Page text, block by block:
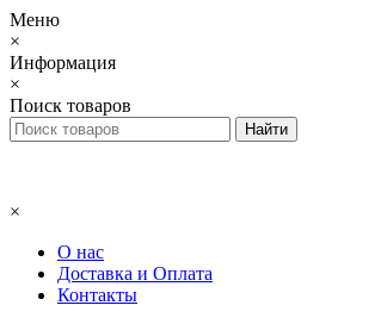
Меню
×
Информация
×
Поиск товаров
×
О нас
Доставка и Оплата
Контакты